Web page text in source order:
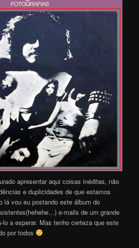
apresentar aqui coisas inéditas, não
e duplicidades de que estamos
lá vou eu postando este álbum do
e-mails de um grande
lo a esperar. Mas tenho certeza que este
por todos